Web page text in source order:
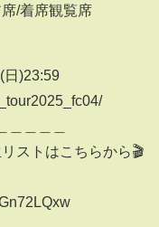
/着席観覧席
日)23:59
ストはこちらから🎬